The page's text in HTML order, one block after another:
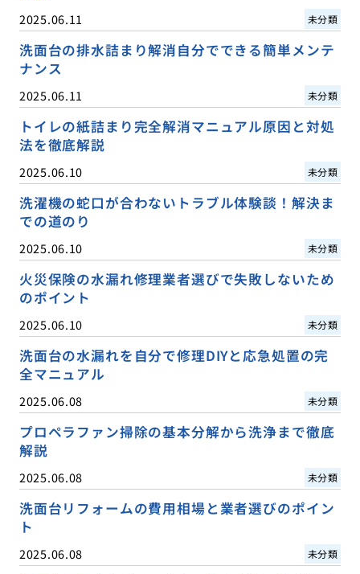
2025.06.11 未分類
洗面台の排水詰まり解消自分でできる簡単メンテ
ナンス
2025.06.11 未分類
トイレの紙詰まり完全解消マニュアル原因と対処
法を徹底解説
2025.06.10 未分類
洗濯機の蛇口が合わないトラブル体験談！解決ま
での道のり
2025.06.10 未分類
火災保険の水漏れ修理業者選びで失敗しないため
のポイント
2025.06.10 未分類
洗面台の水漏れを自分で修理DIYと応急処置の完
全マニュアル
2025.06.08 未分類
プロペラファン掃除の基本分解から洗浄まで徹底
解説
2025.06.08 未分類
洗面台リフォームの費用相場と業者選びのポイン
ト
2025.06.08 未分類